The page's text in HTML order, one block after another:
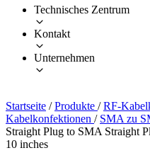
Technisches Zentrum
Kontakt
Unternehmen
Startseite / Produkte / RF-
Kabelkonfektionen / SMA zu
Straight Plug to SMA Straight
10 inches